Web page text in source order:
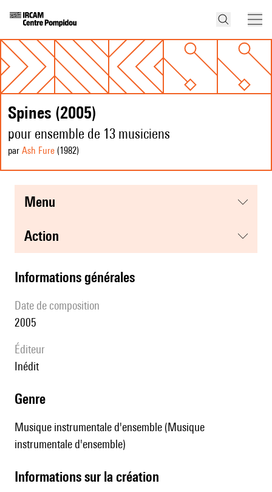
Spines (2005)
pour ensemble de 13 musiciens
par Ash Fure (1982)
menu
action
informations générales
date de composition
2005
éditeur
Inédit
genre
Musique instrumentale d'ensemble (Musique
instrumentale d'ensemble)
informations sur la création